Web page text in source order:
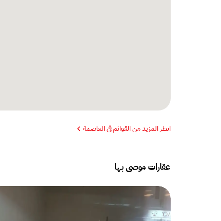
انظر المزيد من القوائم في العاصمة
عقارات موصى بها